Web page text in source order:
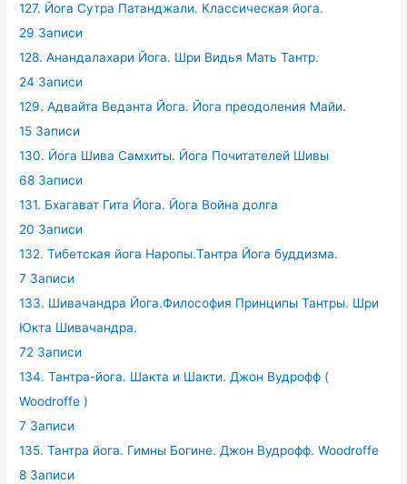
127. Йога Сутра Патанджали. Классическая йога.
29 Записи
128. Анандалахари Йога. Шри Видья Мать Тантр.
24 Записи
129. Адвайта Веданта Йога. Йога преодоления Майи.
15 Записи
130. Йога Шива Самхиты. Йога Почитателей Шивы
68 Записи
131. Бхагават Гита Йога. Йога Война долга
20 Записи
132. Тибетская йога Наропы.Тантра Йога буддизма.
7 Записи
133. Шивачандра Йога.Философия Принципы Тантры. Шри
Юкта Шивачандра.
72 Записи
134. Тантра-йога. Шакта и Шакти. Джон Вудрофф (
Woodroffe )
7 Записи
135. Тантра йога. Гимны Богине. Джон Вудрофф. Woodroffe
8 Записи